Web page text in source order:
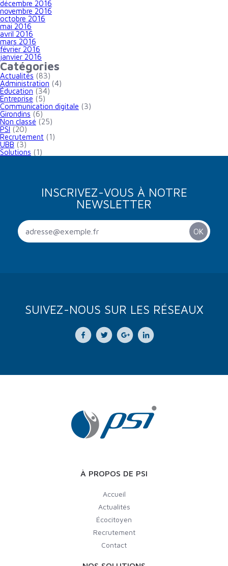
décembre 2016
novembre 2016
octobre 2016
mai 2016
avril 2016
mars 2016
février 2016
janvier 2016
Catégories
Actualités (83)
Administration (4)
Éducation (34)
Entreprise (5)
Communication digitale (3)
Girondins (6)
Non classé (25)
PSI (20)
Recrutement (1)
UBB (3)
Solutions (1)
INSCRIVEZ-VOUS À NOTRE
NEWSLETTER
SUIVEZ-NOUS SUR LES RÉSEAUX
À PROPOS DE PSI
Accueil
Actualités
Écocitoyen
Recrutement
Contact